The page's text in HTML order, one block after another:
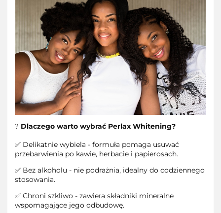
? Dlaczego warto wybrać Perlax Whitening?
✅ Delikatnie wybiela - formuła pomaga usuwać
przebarwienia po kawie, herbacie i papierosach.
✅ Bez alkoholu - nie podrażnia, idealny do codziennego
stosowania.
✅ Chroni szkliwo - zawiera składniki mineralne
wspomagające jego odbudowę.